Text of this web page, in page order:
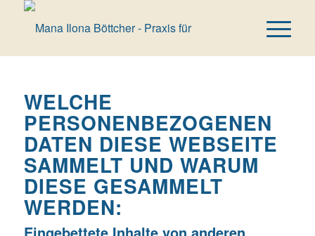
WELCHE
PERSONENBEZOGENEN
DATEN DIESE WEBSEITE
SAMMELT UND WARUM
DIESE GESAMMELT
WERDEN: